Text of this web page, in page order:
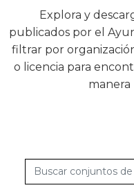
Explora y
publicados por el
filtrar por
o licencia para
manera